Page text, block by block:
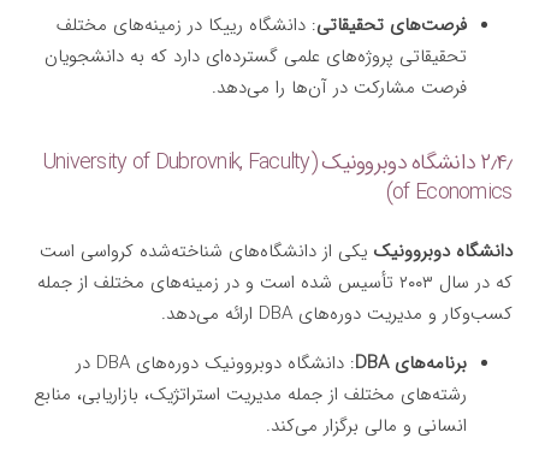
فرصت‌های تحقیقاتی: دانشگاه رییکا در زمینه‌های مختلف
تحقیقاتی پروژه‌های علمی گسترده‌ای دارد که به دانشجویان
فرصت مشارکت در آن‌ها را می‌دهد.
۲٫۴٫ دانشگاه دوبروونیک (University of Dubrovnik, Faculty
of Economics)
دانشگاه دوبروونیک یکی از دانشگاه‌های شناخته‌شده کرواسی است
که در سال ۲۰۰۳ تأسیس شده است و در زمینه‌های مختلف از جمله
کسب‌وکار و مدیریت دوره‌های DBA ارائه می‌دهد.
برنامه‌های DBA
: دانشگاه دوبروونیک دوره‌های DBA در
رشته‌های مختلف از جمله مدیریت استراتژیک، بازاریابی، منابع
انسانی و مالی برگزار می‌کند.